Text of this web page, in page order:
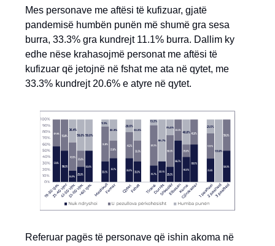
Mes personave me aftësi të kufizuar, gjatë
pandemisë humbën punën më shumë gra sesa
burra, 33.3% gra kundrejt 11.1% burra. Dallim ky
edhe nëse krahasojmë personat me aftësi të
kufizuar që jetojnë në fshat me ata në qytet, me
33.3% kundrejt 20.6% e atyre në qytet.
Referuar pagës të personave që ishin akoma në